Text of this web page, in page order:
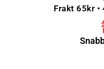
Frakt 65kr •